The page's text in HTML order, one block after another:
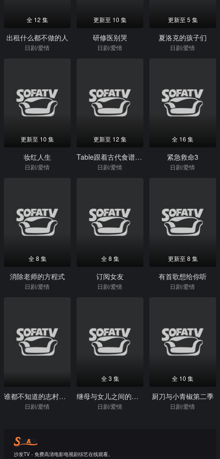
全 12 集
出租什么都不做的人
日剧/爱情
更新至 10 集
研修医别哭
日剧/爱情
更新至 5 集
夏洛克的孩子们
日剧/爱情
更新至 10 集
妆红人生
日剧/爱情
更新至 12 集
Table跟着古代食谱学做菜
日剧/爱情
全 16 集
紧急救命3
日剧/爱情
全 8 集
消除老师的方程式
日剧/爱情
全 8 集
订阅女友
日剧/爱情
更新至 8 集
有首歌想给你听
日剧/爱情
谁都不知道的志村健～留下的最后讯息
日剧/爱情
全 3 集
继母与女儿之间的小休止
日剧/爱情
全 10 集
厨刀与小青椒第二季
日剧/爱情
沙发TV - 免费高清电影电视剧综艺在线观看。